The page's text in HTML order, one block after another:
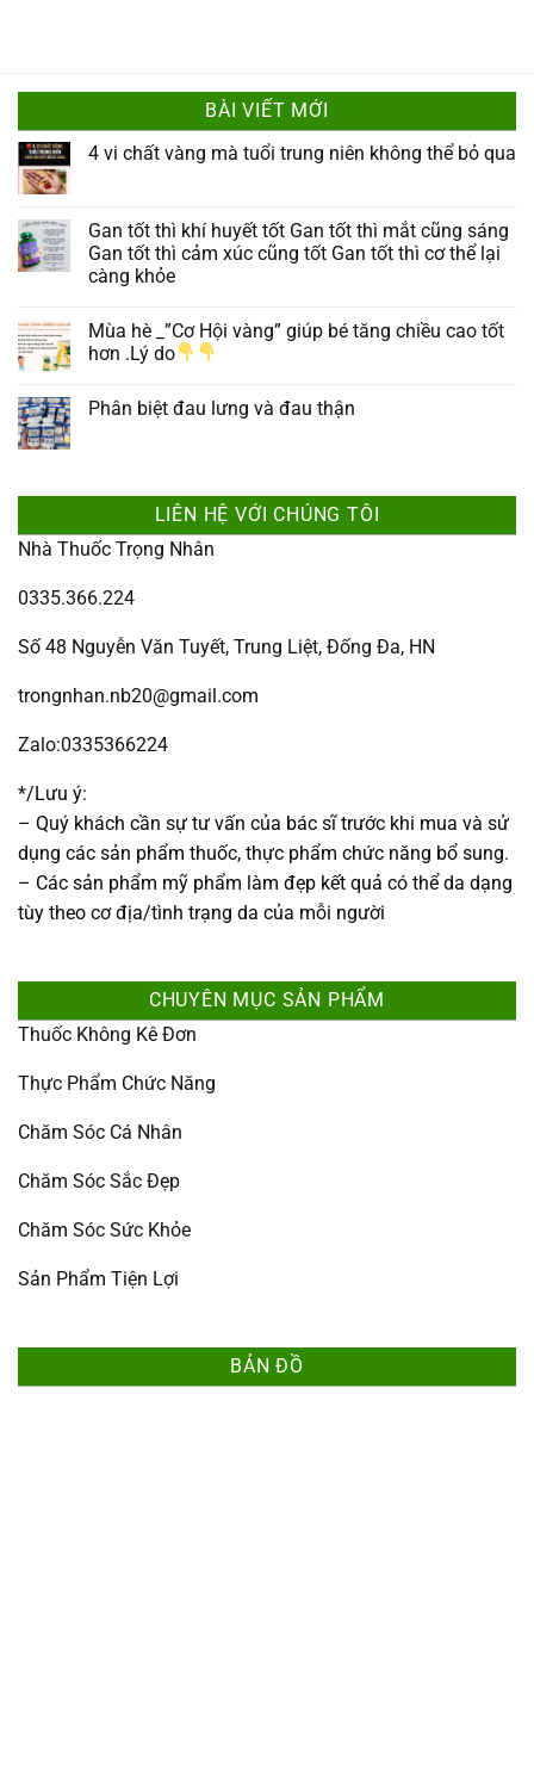
BÀI VIẾT MỚI
4 vi chất vàng mà tuổi trung niên không thể bỏ qua
Gan tốt thì khí huyết tốt Gan tốt thì mắt cũng sáng
Gan tốt thì cảm xúc cũng tốt Gan tốt thì cơ thể lại
càng khỏe
Mùa hè _”Cơ Hội vàng” giúp bé tăng chiều cao tốt
hơn .Lý do
Phân biệt đau lưng và đau thận
LIÊN HỆ VỚI CHÚNG TÔI
Nhà Thuốc Trọng Nhân
0335.366.224
Số 48 Nguyễn Văn Tuyết, Trung Liệt, Đống Đa, HN
trongnhan.nb20@gmail.com
Zalo:0335366224
*/Lưu ý:
– Quý khách cần sự tư vấn của bác sĩ trước khi mua và sử
dụng các sản phẩm thuốc, thực phẩm chức năng bổ sung.
– Các sản phẩm mỹ phẩm làm đẹp kết quả có thể da dạng
tùy theo cơ địa/tình trạng da của mỗi người
CHUYÊN MỤC SẢN PHẨM
Thuốc Không Kê Đơn
Thực Phẩm Chức Năng
Chăm Sóc Cá Nhân
Chăm Sóc Sắc Đẹp
Chăm Sóc Sức Khỏe
Sản Phẩm Tiện Lợi
BẢN ĐỒ